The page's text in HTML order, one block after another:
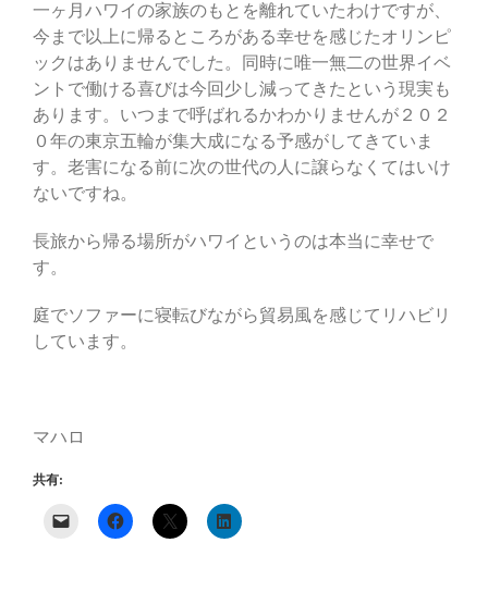
一ヶ月ハワイの家族のもとを離れていたわけですが、
今まで以上に帰るところがある幸せを感じたオリンピ
ックはありませんでした。同時に唯一無二の世界イベ
ントで働ける喜びは今回少し減ってきたという現実も
あります。いつまで呼ばれるかわかりませんが２０２
０年の東京五輪が集大成になる予感がしてきていま
す。老害になる前に次の世代の人に譲らなくてはいけ
ないですね。
長旅から帰る場所がハワイというのは本当に幸せで
す。
庭でソファーに寝転びながら貿易風を感じてリハビリ
しています。
マハロ
共有: